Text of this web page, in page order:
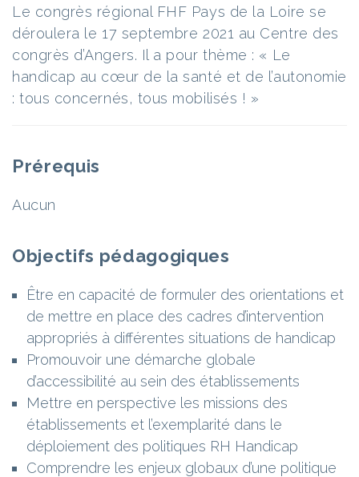
Le congrès régional FHF Pays de la Loire se
déroulera le 17 septembre 2021 au Centre des
congrès d’Angers. Il a pour thème : « Le
handicap au cœur de la santé et de l’autonomie
: tous concernés, tous mobilisés ! »
Prérequis
Aucun
Objectifs pédagogiques
Être en capacité de formuler des orientations et
de mettre en place des cadres d’intervention
appropriés à différentes situations de handicap
Promouvoir une démarche globale
d’accessibilité au sein des établissements
Mettre en perspective les missions des
établissements et l’exemplarité dans le
déploiement des politiques RH Handicap
Comprendre les enjeux globaux d’une politique